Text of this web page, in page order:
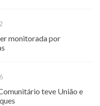
monitorada por
teve União e